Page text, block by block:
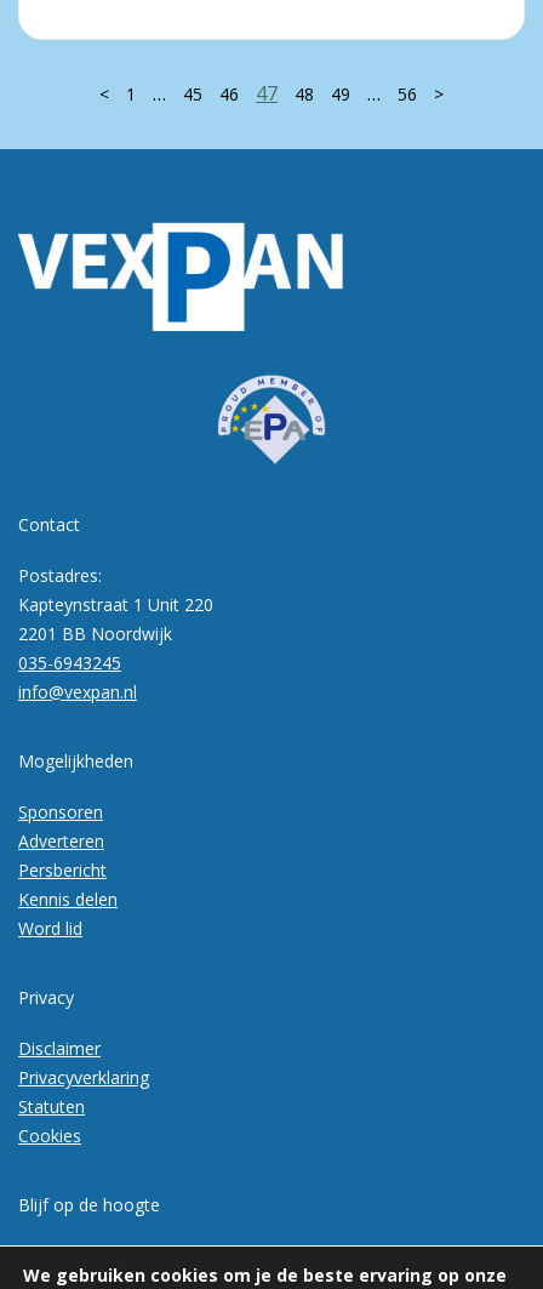
< 1 … 45 46 47 48 49 … 56 >
Contact
Postadres:
Kapteynstraat 1 Unit 220
2201 BB Noordwijk
035-6943245
info@vexpan.nl
Mogelijkheden
Sponsoren
Adverteren
Persbericht
Kennis delen
Word lid
Privacy
Disclaimer
Privacyverklaring
Statuten
Cookies
Blijf op de hoogte
We gebruiken cookies om je de beste ervaring op onze